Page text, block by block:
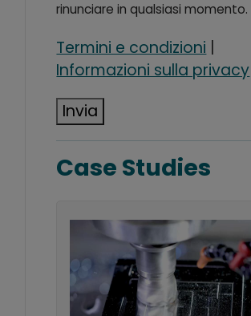
rinunciare in qualsiasi momento.
Termini e condizioni|
Informazioni sulla privacy
Invia
Case Studies